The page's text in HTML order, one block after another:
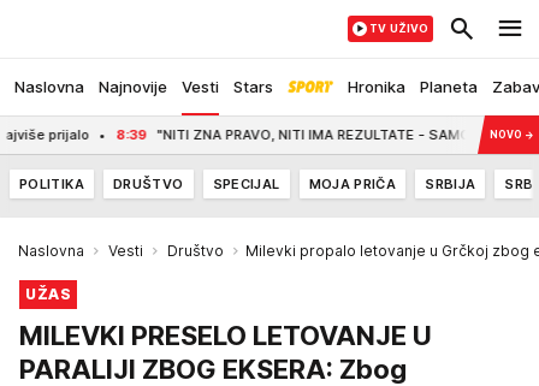
Naslovna Najnovije Vesti Stars Hronika Planeta
TV UŽIVO
8:39 "NITI ZNA PRAVO, NITI IMA REZULTATE - SAMO NEBULOZNE
NOVO →
POLITIKA DRUŠTVO SPECIJAL MOJA PRIČA SRBIJA
Naslovna Vesti Društvo Milevki propalo letovanje u Grčkoj zbog
UŽAS
MILEVKI PRESELO LETOVANJE U
PARALIJI ZBOG EKSERA: Zbog